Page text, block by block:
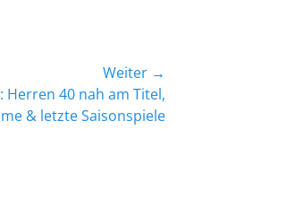
Weiter →
Herren 40 nah am Titel,
& letzte Saisonspiele